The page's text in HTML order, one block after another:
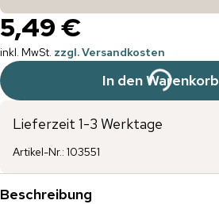
5,49 €
inkl. MwSt. zzgl. Versandkosten
In den Warenkorb
Lieferzeit 1-3 Werktage
Artikel-Nr.: 103551
Beschreibung